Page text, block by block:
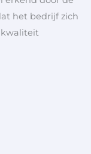
het bedrijf zich